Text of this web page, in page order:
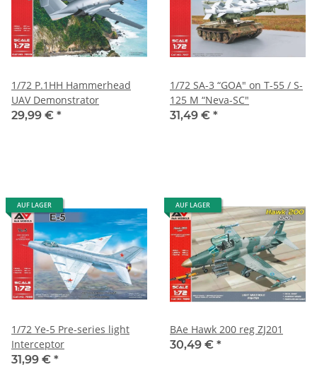
1/72 P.1HH Hammerhead
UAV Demonstrator
29,99 € *
1/72 SA-3 “GOA" on T-55 / S-
125 M “Neva-SC"
31,49 € *
AUF LAGER
1/72 Ye-5 Pre-series light
Interceptor
31,99 € *
AUF LAGER
BAe Hawk 200 reg ZJ201
30,49 € *